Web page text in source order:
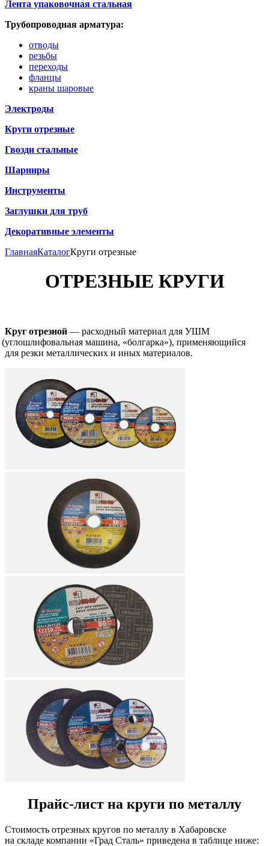
Лента упаковочная стальная
Трубопроводная арматура:
отводы
резьбы
переходы
фланцы
краны шаровые
Электроды
Круги отрезные
Гвозди стальные
Шарниры
Инструменты
Заглушки для труб
Декоративные элементы
ГлавнаяКаталогКруги отрезные
ОТРЕЗНЫЕ КРУГИ
Круг отрезной — расходный материал для УШМ
(углошлифовальная машина, «болгарка»), применяющийся
для резки металлических и иных материалов.
Прайс-лист на круги по металлу
Стоимость отрезных кругов по металлу в Хабаровске
на складе компании «Град Сталь» приведена в таблице ниже: